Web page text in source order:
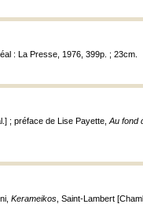
: La Presse, 1976, 399p. ; 23cm.
; préface de Lise Payette, Au fond
Kerameikos , Saint-Lambert